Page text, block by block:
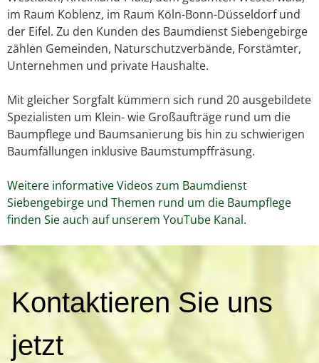
im Raum Koblenz, im Raum Köln-Bonn-Düsseldorf und
der Eifel. Zu den Kunden des Baumdienst Siebengebirge
zählen Gemeinden, Naturschutzverbände, Forstämter,
Unternehmen und private Haushalte.
Mit gleicher Sorgfalt kümmern sich rund 20 ausgebildete
Spezialisten um Klein- wie Großaufträge rund um die
Baumpflege und Baumsanierung bis hin zu schwierigen
Baumfällungen inklusive Baumstumpffräsung.
Weitere informative Videos zum Baumdienst
Siebengebirge und Themen rund um die Baumpflege
finden Sie auch auf unserem YouTube Kanal.
o
n
t
Kontaktieren Sie uns
jetzt